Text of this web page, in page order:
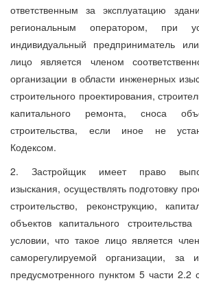
ответственным за эксплуатацию
региональным оператором, при
индивидуальный предприниматель
лицо является членом
организации в области инженерных
строительного проектирования,
капитального ремонта, сноса
строительства, если иное не
Кодексом.
2. Застройщик имеет право
изыскания, осуществлять подготовку
строительство, реконструкцию,
объектов капитального
условии, что такое лицо является
саморегулируемой организации, за
предусмотренного пунктом 5 части 2.2